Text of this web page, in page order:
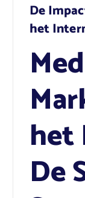
De
het
het
De